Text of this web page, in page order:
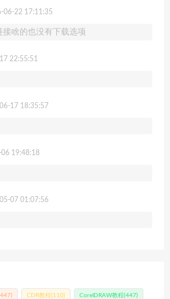
06-22 17:11:35
啥的也没有下载选项
22:55:51
17 18:35:57
19:48:18
07 01:07:56
CDR教程(110) CorelDRAW教程(447)